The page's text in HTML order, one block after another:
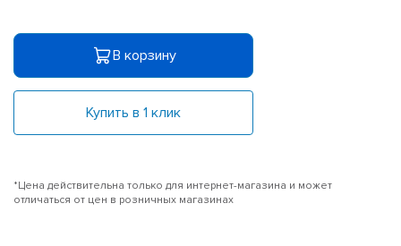
В корзину
Купить в 1 клик
*Цена действительна только для интернет-магазина и может
отличаться от цен в розничных магазинах